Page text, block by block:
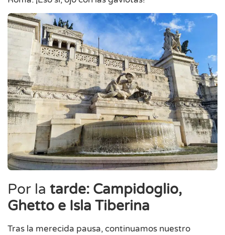
Por la tarde: Campidoglio,
Ghetto e Isla Tiberina
Tras la merecida pausa, continuamos nuestro